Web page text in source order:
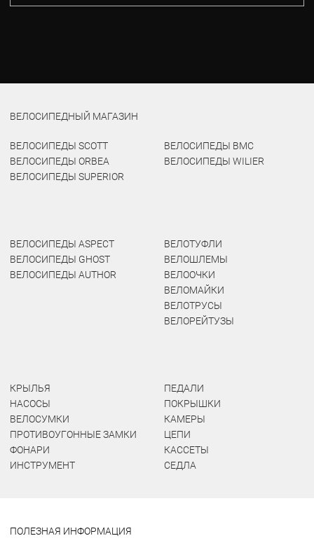
ВЕЛОСИПЕДНЫЙ МАГАЗИН
ВЕЛОСИПЕДЫ SCOTT
ВЕЛОСИПЕДЫ ORBEA
ВЕЛОСИПЕДЫ SUPERIOR
ВЕЛОСИПЕДЫ BMC
ВЕЛОСИПЕДЫ WILIER
ВЕЛОСИПЕДЫ ASPECT
ВЕЛОСИПЕДЫ GHOST
ВЕЛОСИПЕДЫ AUTHOR
ВЕЛОТУФЛИ
ВЕЛОШЛЕМЫ
ВЕЛООЧКИ
ВЕЛОМАЙКИ
ВЕЛОТРУСЫ
ВЕЛОРЕЙТУЗЫ
КРЫЛЬЯ
НАСОСЫ
ВЕЛОСУМКИ
ПРОТИВОУГОННЫЕ ЗАМКИ
ФОНАРИ
ИНСТРУМЕНТ
ПЕДАЛИ
ПОКРЫШКИ
КАМЕРЫ
ЦЕПИ
КАССЕТЫ
СЕДЛА
ПОЛЕЗНАЯ ИНФОРМАЦИЯ